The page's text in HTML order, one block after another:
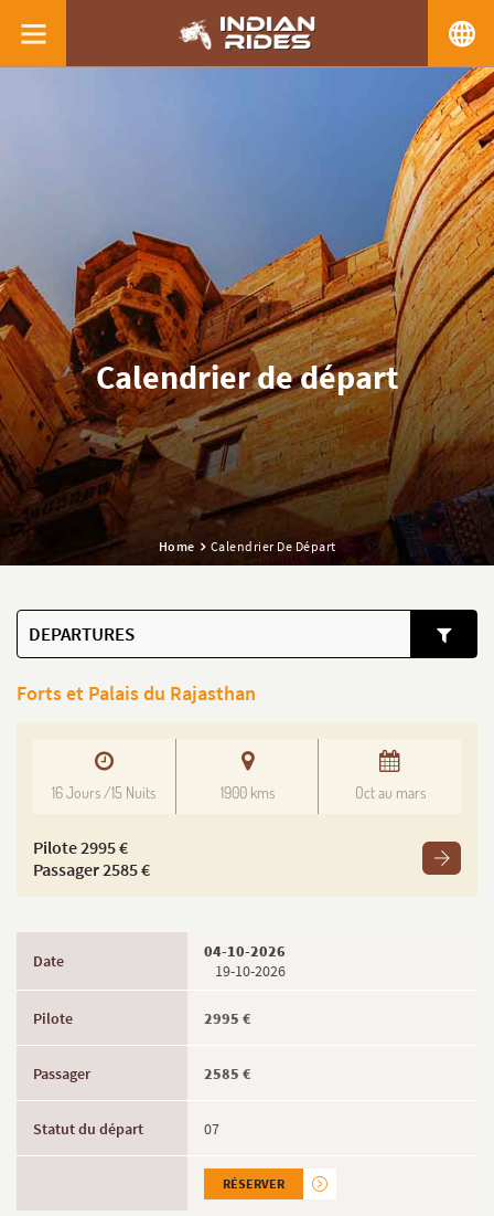
Calendrier de départ
Home Calendrier De Départ
DEPARTURES
Forts et Palais du Rajasthan
16 Jours /15 Nuits 1900 kms Oct au mars
Pilote 2995 €
Passager 2585 €
04-10-2026
19-10-2026
2995 €
2585 €
07
RÉSERVER